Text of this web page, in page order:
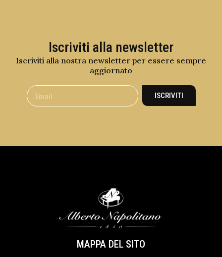
Iscriviti alla newsletter
Iscriviti alla nostra newsletter per essere sempre
aggiornato
ISCRIVITI
MAPPA DEL SITO